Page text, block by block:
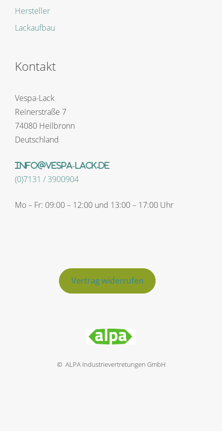
Hersteller
Lackaufbau
Kontakt
Vespa-Lack
Reinerstraße 7
74080 Heilbronn
Deutschland
info@vespa-lack.de
(0)7131 / 3900904
Mo – Fr: 09:00 – 12:00 und 13:00 – 17:00 Uhr
Vertrag widerrufen
© ALPA Industrievertretungen GmbH